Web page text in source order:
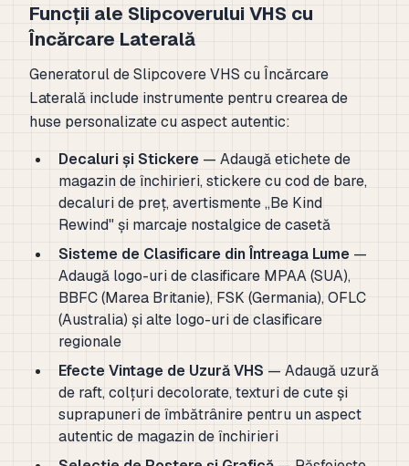
Funcții ale Slipcoverului VHS cu
Încărcare Laterală
Generatorul de Slipcovere VHS cu Încărcare
Laterală include instrumente pentru crearea de
huse personalizate cu aspect autentic:
Decaluri și Stickere — Adaugă etichete de
magazin de închirieri, stickere cu cod de bare,
decaluri de preț, avertismente „Be Kind
Rewind" și marcaje nostalgice de casetă
Sisteme de Clasificare din Întreaga Lume —
Adaugă logo-uri de clasificare MPAA (SUA),
BBFC (Marea Britanie), FSK (Germania), OFLC
(Australia) și alte logo-uri de clasificare
regionale
Efecte Vintage de Uzură VHS — Adaugă uzură
de raft, colțuri decolorate, texturi de cute și
suprapuneri de îmbătrânire pentru un aspect
autentic de magazin de închirieri